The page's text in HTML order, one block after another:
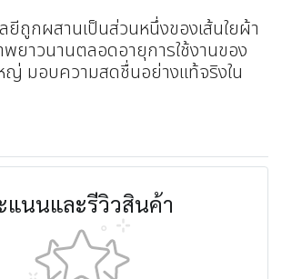
ลยีถูกผสานเป็นส่วนหนึ่งของเส้นใยผ้า
ยาวนานตลอดอายุการใช้งานของ
มอบความสดชื่นอย่างแท้จริงใน
แนนและรีวิวสินค้า